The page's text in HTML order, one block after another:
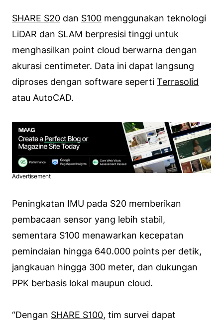
SHARE S20 dan S100 menggunakan teknologi
LiDAR dan SLAM berpresisi tinggi untuk
menghasilkan point cloud berwarna dengan
akurasi centimeter. Data ini dapat langsung
diproses dengan software seperti Terrasolid
atau AutoCAD.
Advertisement
Peningkatan IMU pada S20 memberikan
pembacaan sensor yang lebih stabil,
sementara S100 menawarkan kecepatan
pemindaian hingga 640.000 points per detik,
jangkauan hingga 300 meter, dan dukungan
PPK berbasis lokal maupun cloud.
“Dengan SHARE S100, tim survei dapat